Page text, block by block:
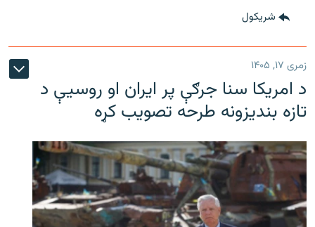
شريکول
زمری ۱۷, ۱۴۰۵
د امریکا سنا جرګې پر ایران او روسیې د
تازه بندیزونه طرحه تصویب کړه